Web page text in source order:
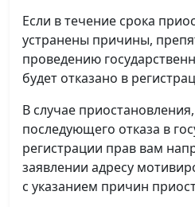
Если в течение срока
устранены причины,
проведению
будет отказано в
В случае
последующего отказа в
регистрации прав вам
заявлении адресу
с указанием причин